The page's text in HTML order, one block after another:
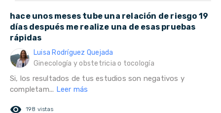
hace unos meses tube una relación de riesgo 19
días después me realize una de esas pruebas
rápidas
Luisa Rodríguez Quejada
Ginecología y obstetricia o tocología
Si, los resultados de tus estudios son negativos y
completam... Leer más
remove_red_eye 198 vistas